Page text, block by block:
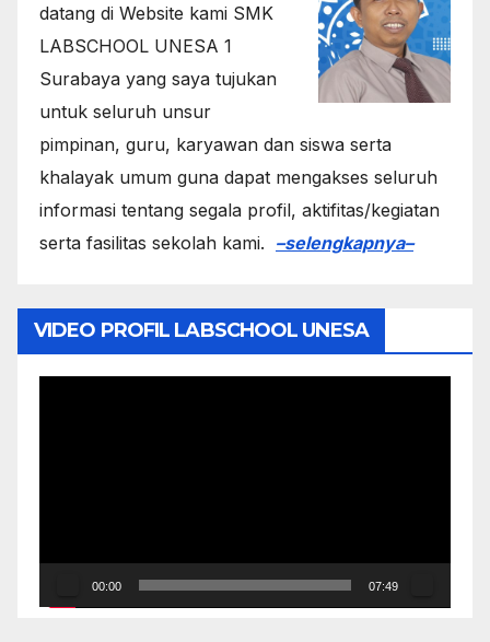
datang di Website kami SMK
LABSCHOOL UNESA 1
Surabaya yang saya tujukan
untuk seluruh unsur
pimpinan, guru, karyawan dan siswa serta
khalayak umum guna dapat mengakses seluruh
informasi tentang segala profil, aktifitas/kegiatan
serta fasilitas sekolah kami. –selengkapnya–
VIDEO PROFIL LABSCHOOL UNESA
00:00 07:49